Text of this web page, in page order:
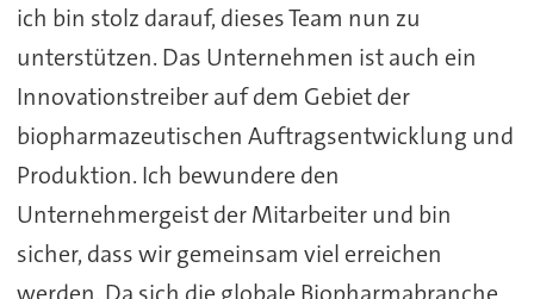
ich bin stolz darauf, dieses Team nun zu
unterstützen. Das Unternehmen ist auch ein
Innovationstreiber auf dem Gebiet der
biopharmazeutischen Auftragsentwicklung und
Produktion. Ich bewundere den
Unternehmergeist der Mitarbeiter und bin
sicher, dass wir gemeinsam viel erreichen
werden. Da sich die globale Biopharmabranche